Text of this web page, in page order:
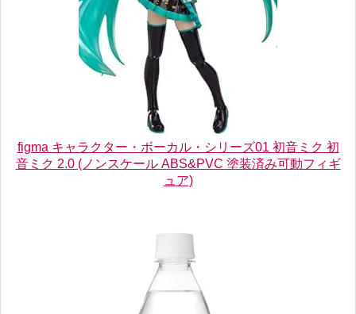
figma キャラクター・ボーカル・シリーズ01 初音ミク 初
音ミク 2.0 (ノンスケール ABS&PVC 塗装済み可動フィギ
ュア)